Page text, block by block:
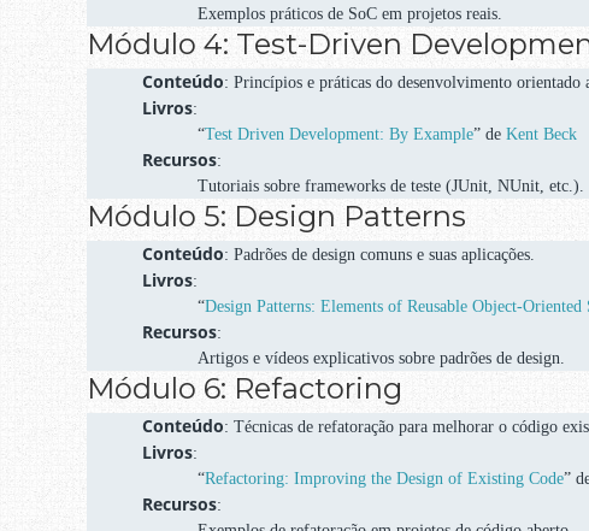
Exemplos práticos de SoC em projetos reais.
Módulo 4: Test-Driven
Conteúdo: Princípios e práticas do desenvolvimento orientado
Livros:
“Test Driven Development: By Example” de Kent Beck
Recursos:
Tutoriais sobre frameworks de teste (JUnit, NUnit, etc.).
Módulo 5: Design Patterns
Conteúdo: Padrões de design comuns e suas aplicações.
Livros:
“Design Patterns: Elements of Reusable Object-Oriented
Recursos:
Artigos e vídeos explicativos sobre padrões de design.
Módulo 6: Refactoring
Conteúdo: Técnicas de refatoração para melhorar o código
Livros:
“Refactoring: Improving the Design of Existing Code”
Recursos: